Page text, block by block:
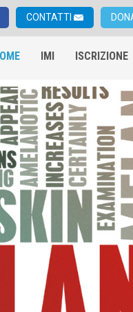
CONTATTI
IMI ISCRIZIONE